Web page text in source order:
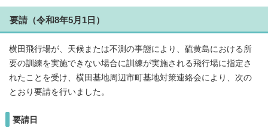
要請（令和8年5月1日）
横田飛行場が、天候または不測の事態により、硫黄島における所
要の訓練を実施できない場合に訓練が実施される飛行場に指定さ
れたことを受け、横田基地周辺市町基地対策連絡会により、次の
とおり要請を行いました。
要請日